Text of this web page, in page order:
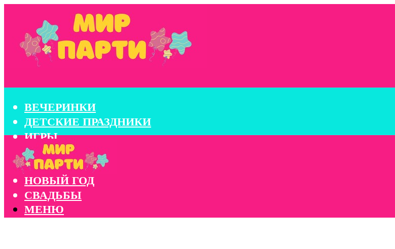
ВЕЧЕРИНКИ
ДЕТСКИЕ ПРАЗДНИКИ
ИГРЫ
КОНКУРСЫ
КОРПОРАТИВЫ
НОВЫЙ ГОД
СВАДЬБЫ
МЕНЮ